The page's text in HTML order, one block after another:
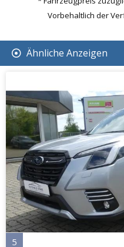
Vorbehaltlich der
Ähnliche Anzeigen
5